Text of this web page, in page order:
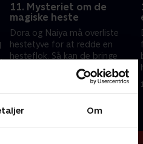
Om
11. Mysteriet om de
magiske heste
Dora og Naiya må overliste
hestetyve for at redde en
hesteflok. Så kan de bringe
hestene tilbage til byens gård,
hvor børnene kan ride på dem.